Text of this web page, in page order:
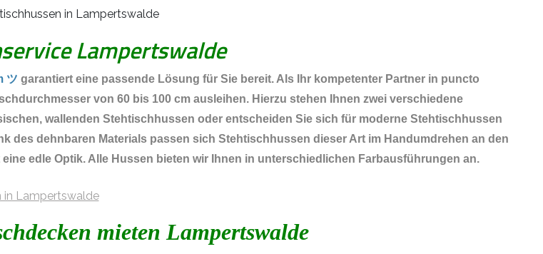
Lampertswalde
ツ garantiert eine passende Lösung für Sie bereit. Als Ihr kompetenter Partner in puncto
von 60 bis 100 cm ausleihen. Hierzu stehen Ihnen zwei verschiedene
wallenden Stehtischhussen oder entscheiden Sie sich für moderne Stehtischhussen
des dehnbaren Materials passen sich Stehtischhussen dieser Art im Handumdrehen an den
edle Optik. Alle Hussen bieten wir Ihnen in unterschiedlichen Farbausführungen an.
mieten Lampertswalde